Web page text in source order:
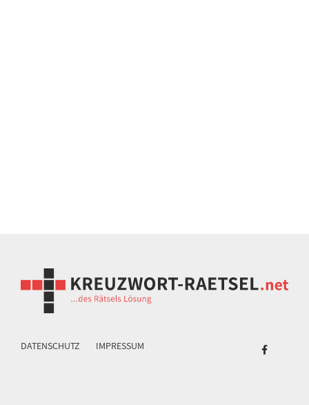
DATENSCHUTZ IMPRESSUM